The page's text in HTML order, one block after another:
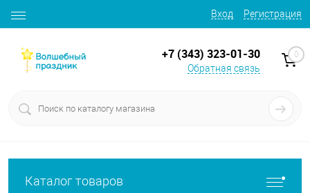
Вход Регистрация
+7 (343) 323-01-30
Обратная связь
0
Каталог товаров